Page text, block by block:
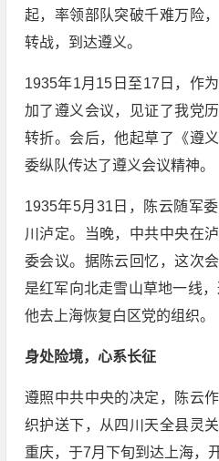
起，率领部队突破千难万险
转战，到达遵义。
1935年1月15日至17日，作
加了遵义会议，见证了我党
转折。会后，他起草了《遵
委纵队传达了遵义会议精神。
1935年5月31日，陈云随军
川泸定。当晚，中共中央在
委会议。据陈云回忆，这次
是红军向北走雪山草地一线
他去上海恢复白区党的组织。
身处险境，心系长征
遵照中共中央的决定，陈云
织护送下，从四川天全县灵
重庆，于7月下旬到达上海，